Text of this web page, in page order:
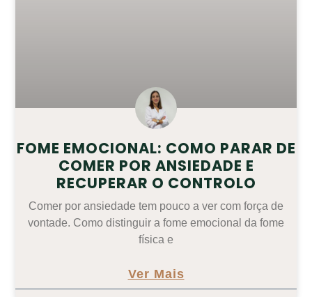
FOME EMOCIONAL: COMO PARAR DE
COMER POR ANSIEDADE E
RECUPERAR O CONTROLO
Comer por ansiedade tem pouco a ver com força de
vontade. Como distinguir a fome emocional da fome
física e
Ver Mais